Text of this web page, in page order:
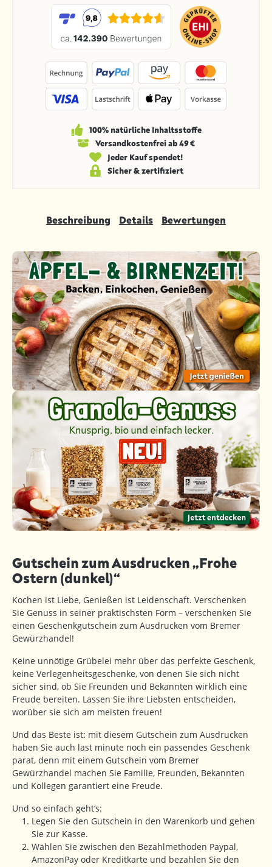
100% natürliche Inhaltsstoffe
Versandkosten­frei ab 49 €
Jeder Kauf spendet!
Sicher & zertifiziert
Beschreibung Details Bewertungen
Gutschein zum Ausdrucken „Frohe
Ostern (dunkel)“
Kochen ist Liebe, Genießen ist Leidenschaft. Verschenken
Sie Genuss in seiner praktischsten Form – verschenken Sie
einen Geschenkgutschein zum Ausdrucken vom Bremer
Gewürzhandel!
Keine unnötige Grübelei mehr über das perfekte Geschenk,
keine Verlegenheitsgeschenke, von denen Sie sich nicht
sicher sind, ob Sie Freunden und Bekannten wirklich eine
Freude bereiten. Lassen Sie ihre Liebsten entscheiden,
worüber sie sich am meisten freuen!
Und das Beste ist: mit diesem Gutschein zum Ausdrucken
haben Sie auch last minute noch ein passendes Geschenk
parat, denn mit einem Gutschein vom Bremer
Gewürzhandel machen Sie Familie, Freunden, Bekannten
und Kollegen garantiert eine Freude.
Und so einfach geht‘s:
Legen Sie den Gutschein in den Warenkorb und gehen
Sie zur Kasse.
Wählen Sie zwischen den Bezahlmethoden Paypal,
AmazonPay oder Kreditkarte und bezahlen Sie den